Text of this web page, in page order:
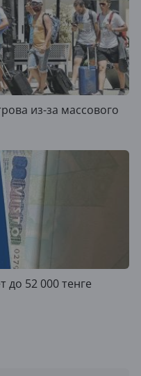
из-за массового
до 52 000 тенге